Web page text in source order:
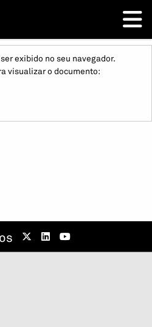
exibido no seu navegador.
visualizar o documento: